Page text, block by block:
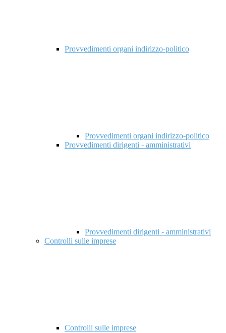
Provvedimenti organi indirizzo-politico
Provvedimenti organi indirizzo-politico
Provvedimenti dirigenti - amministrativi
Provvedimenti dirigenti - amministrativi
Controlli sulle imprese
Controlli sulle imprese